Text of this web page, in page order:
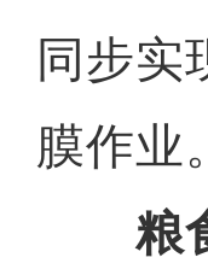
同步实
膜作业。
粮